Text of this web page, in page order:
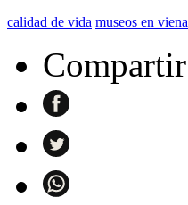
calidad de vida museos en viena
Compartir